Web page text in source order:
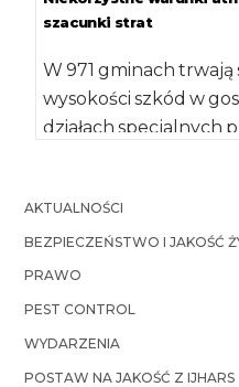
szacunki strat
W 971 gminach
wysokości szkód w
działach specjalnych
AKTUALNOŚCI
BEZPIECZEŃSTWO I JAKOŚĆ
PRAWO
PEST CONTROL
WYDARZENIA
POSTAW NA JAKOŚĆ Z IJHARS